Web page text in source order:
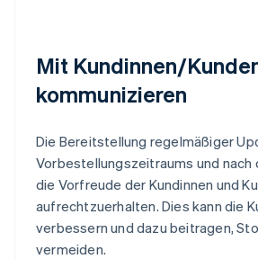
Mit Kundinnen/
kommunizieren
Die Bereitstellung regelmäßiger
Vorbestellungszeitraums und nach
die Vorfreude der Kundinnen und
aufrechtzuerhalten. Dies kann die
verbessern und dazu beitragen,
vermeiden.